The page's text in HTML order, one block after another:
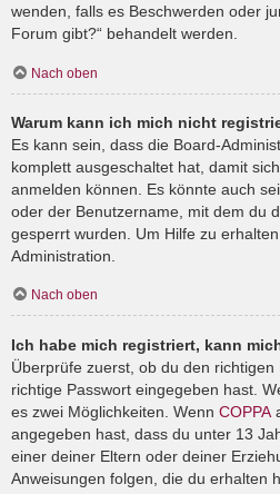
wenden, falls es Beschwerden oder
Forum gibt?“ behandelt werden.
Nach oben
Warum kann ich mich nicht
Es kann sein, dass die Board-
komplett ausgeschaltet hat, damit
anmelden können. Es könnte auch
oder der Benutzername, mit dem du
gesperrt wurden. Um Hilfe zu
Administration.
Nach oben
Ich habe mich registriert, kann
Überprüfe zuerst, ob du den
richtige Passwort eingegeben hast.
es zwei Möglichkeiten. Wenn COPPA
angegeben hast, dass du unter 13
einer deiner Eltern oder deiner
Anweisungen folgen, die du erhalten